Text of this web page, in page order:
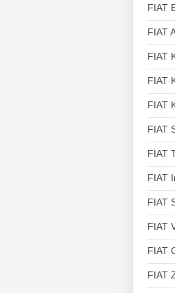
FIAT
FIAT
FIAT
FIAT
FIAT
FIAT
FIAT
FIAT
FIAT
FIAT
FIAT
FIAT